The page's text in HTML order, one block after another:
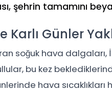
şehrin tamamını
Günler
soğuk hava dalgaları,
bu kez
hava